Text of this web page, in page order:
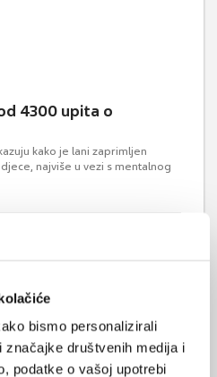
bismo personalizirali
društvenih medija i
podatke o vašoj upotrebi
4300 upita o
kako je lani zaprimljen
najviše u vezi s mentalnog
žene tijekom
nakon porođaja